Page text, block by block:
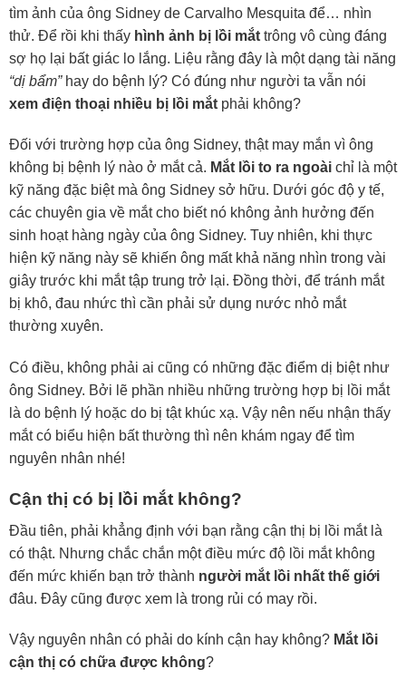
tìm ảnh của ông Sidney de Carvalho Mesquita để… nhìn
thử. Để rồi khi thấy hình ảnh bị lồi mắttrông vô cùng đáng
sợ họ lại bất giác lo lắng. Liệu rằng đây là một dạng tài năng
“dị bẩm”hay do bệnh lý? Có đúng như người ta vẫn nói
xem điện thoại nhiều bị lồi mắtphải không?
Đối với trường hợp của ông Sidney, thật may mắn vì ông
không bị bệnh lý nào ở mắt cả. Mắt lồi to ra ngoàichỉ là một
kỹ năng đặc biệt mà ông Sidney sở hữu. Dưới góc độ y tế,
các chuyên gia về mắt cho biết nó không ảnh hưởng đến
sinh hoạt hàng ngày của ông Sidney. Tuy nhiên, khi thực
hiện kỹ năng này sẽ khiến ông mất khả năng nhìn trong vài
giây trước khi mắt tập trung trở lại. Đồng thời, để tránh mắt
bị khô, đau nhức thì cần phải sử dụng nước nhỏ mắt
thường xuyên.
Có điều, không phải ai cũng có những đặc điểm dị biệt như
ông Sidney. Bởi lẽ phần nhiều những trường hợp bị lồi mắt
là do bệnh lý hoặc do bị tật khúc xạ. Vậy nên nếu nhận thấy
mắt có biểu hiện bất thường thì nên khám ngay để tìm
nguyên nhân nhé!
Cận thị có bị lồi mắt không?
Đầu tiên, phải khẳng định với bạn rằng cận thị bị lồi mắt là
có thật. Nhưng chắc chắn một điều mức độ lồi mắt không
đến mức khiến bạn trở thành người mắt lồi nhất thế giới
đâu. Đây cũng được xem là trong rủi có may rồi.
Vậy nguyên nhân có phải do kính cận hay không? Mắt lồi
cận thị có chữa được không?